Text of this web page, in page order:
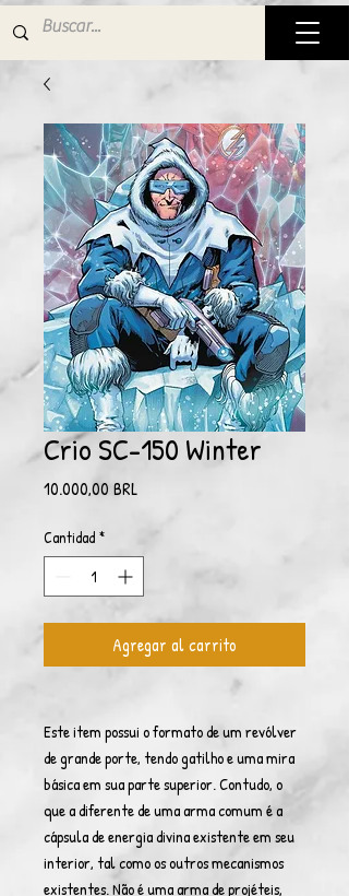
Crio SC-150 Winter
10.000,00 BRLPrecio
Cantidad *
Agregar al carrito
Este item possui o formato de um revólver
de grande porte, tendo gatilho e uma mira
básica em sua parte superior. Contudo, o
que a diferente de uma arma comum é a
cápsula de energia divina existente em seu
interior, tal como os outros mecanismos
existentes. Não é uma arma de projéteis,